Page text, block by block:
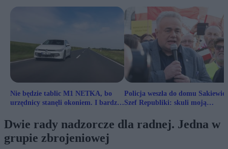
Nie będzie tablic M1 NETKA, bo
urzędnicy stanęli okoniem. I bardzo
Policja weszła do domu
Szef Republiki: skuli moją
Dwie rady nadzorcze dla radnej. Jedna w
grupie zbrojeniowej